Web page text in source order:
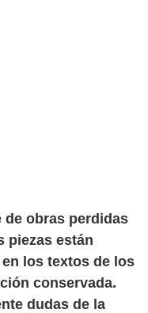
de obras perdidas
piezas están
los textos de los
conservada.
dudas de la